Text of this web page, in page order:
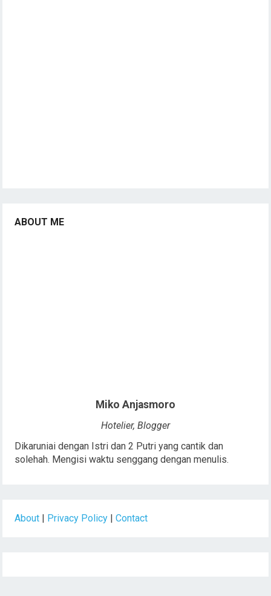
ABOUT ME
Miko Anjasmoro
Hotelier, Blogger
Dikaruniai dengan Istri dan 2 Putri yang cantik dan
solehah. Mengisi waktu senggang dengan menulis.
About | Privacy Policy |Contact